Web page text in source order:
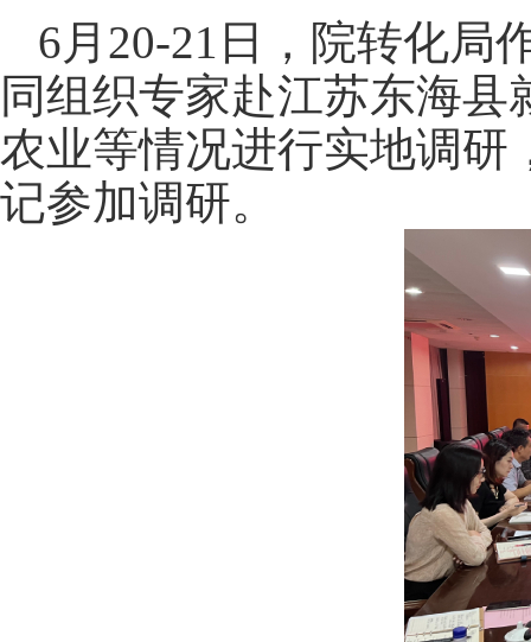
6月20-21日，院转化局
同组织专家赴江苏东海
农业等情况进行实地调研
记参加调研。